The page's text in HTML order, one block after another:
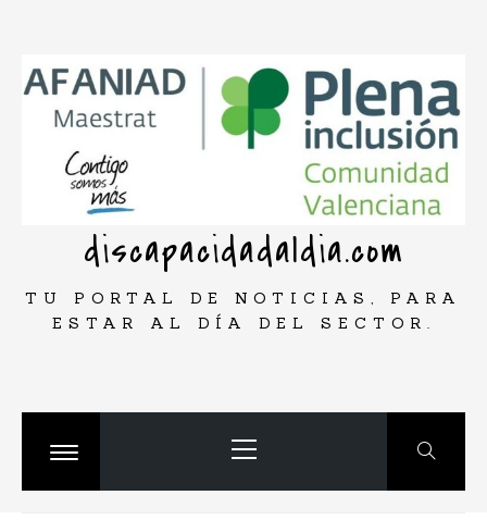
contenido
discapacidadaldia.com
TU PORTAL DE NOTICIAS, PARA
ESTAR AL DÍA DEL SECTOR.
Cambiar
principal